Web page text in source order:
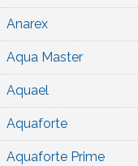
Anarex
Aqua Master
Aquael
Aquaforte
Aquaforte Prime